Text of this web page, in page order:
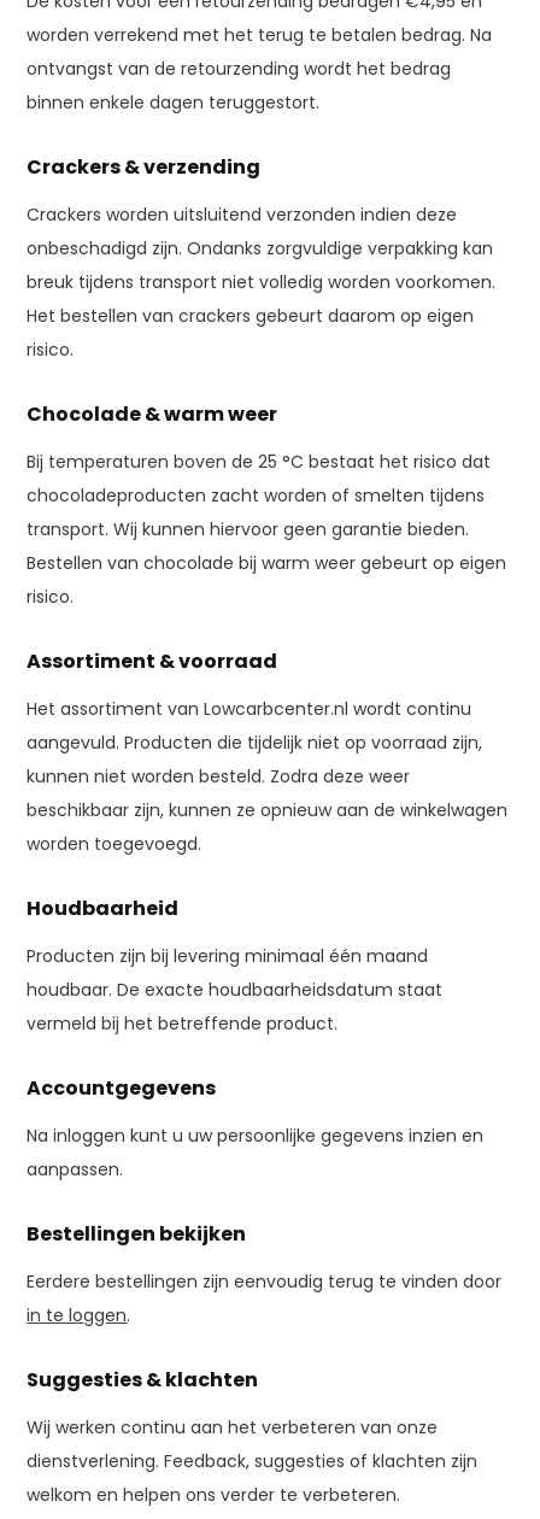
worden verrekend met het terug te betalen bedrag. Na
ontvangst van de retourzending wordt het bedrag
binnen enkele dagen teruggestort.
Crackers & verzending
Crackers worden uitsluitend verzonden indien deze
onbeschadigd zijn. Ondanks zorgvuldige verpakking kan
breuk tijdens transport niet volledig worden voorkomen.
Het bestellen van crackers gebeurt daarom op eigen
risico.
Chocolade & warm weer
Bij temperaturen boven de 25 °C bestaat het risico dat
chocoladeproducten zacht worden of smelten tijdens
transport. Wij kunnen hiervoor geen garantie bieden.
Bestellen van chocolade bij warm weer gebeurt op eigen
risico.
Assortiment & voorraad
Het assortiment van Lowcarbcenter.nl wordt continu
aangevuld. Producten die tijdelijk niet op voorraad zijn,
kunnen niet worden besteld. Zodra deze weer
beschikbaar zijn, kunnen ze opnieuw aan de winkelwagen
worden toegevoegd.
Houdbaarheid
Producten zijn bij levering minimaal één maand
houdbaar. De exacte houdbaarheidsdatum staat
vermeld bij het betreffende product.
Accountgegevens
Na inloggen kunt u uw persoonlijke gegevens inzien en
aanpassen.
Bestellingen bekijken
Eerdere bestellingen zijn eenvoudig terug te vinden door
in te loggen.
Suggesties & klachten
Wij werken continu aan het verbeteren van onze
dienstverlening. Feedback, suggesties of klachten zijn
welkom en helpen ons verder te verbeteren.